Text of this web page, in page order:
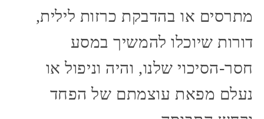
מתרסים או בהדבקת כרזות לילית,
דורות שיוכלו להמשיך במסע
חסר-הסיכוי שלנו, והיה וניפול או
נעלם מפאת עוצמתם של הפחד